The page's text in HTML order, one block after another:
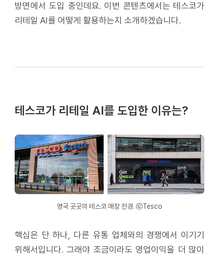
방면에서 도입 중인데요. 이번 콘텐츠에서는 테스코가
리테일 AI를 어떻게 활용하는지 소개하겠습니다.
테스코가 리테일 AI를 도입한 이유는?
영국 곳곳의 테스코 매장 전경. ⓒTesco
핵심은 단 하나, 다른 유통 업체와의 경쟁에서 이기기
위해서입니다. 그래야 조금이라도 영업이익을 더 많이